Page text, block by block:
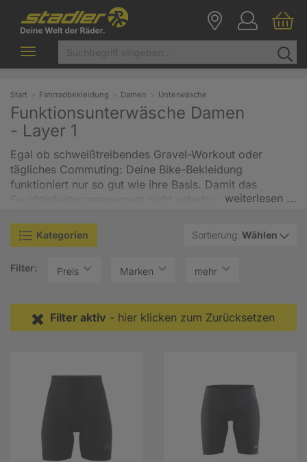
Toggle
navigation
Start Fahrradbekleidung Damen Unterwäsche
Funktionsunterwäsche Damen
- Layer 1
Egal ob schweißtreibendes Gravel-Workout oder
tägliches Commuting: Deine Bike-Bekleidung
funktioniert nur so gut wie ihre Basis. Damit das
Feuchtigkeitsmanagement nicht unterbrochen wird,
Hochfunktionelle Funktionsunterwäsche für Damen
liegt als erster Layer perfekt an und leitet Schweiß
sorgen die High-Tech-Fasern für ein dauerhaft
und extremen Schutz vor dem Auskühlen durch
Fahrtwind – die unverzichtbare Basis für jede Tour und
jedes Wetter.
weiterlesen ...
Sortierung: Wählen
Kategorien
Filter: Preis Marken mehr
Filter aktiv - hier klicken zum Zurücksetzen